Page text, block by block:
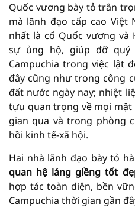
Quốc vương bày tỏ trân
mà lãnh đạo cấp cao Việt
nhất là cố Quốc vương và
sự ủng hộ, giúp đỡ quý
Campuchia trong việc lật
đây cũng như trong công
đất nước ngày nay; nhiệt
tựu quan trọng về mọi
gian qua và trong phòng
hồi kinh tế-xã hội.
Hai nhà lãnh đạo bày tỏ
quan hệ láng giềng tốt
hợp tác toàn diện, bền
Campuchia thời gian gần